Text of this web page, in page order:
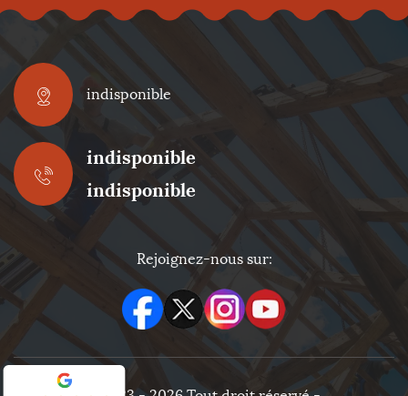
indisponible
indisponible
indisponible
Rejoignez-nous sur: